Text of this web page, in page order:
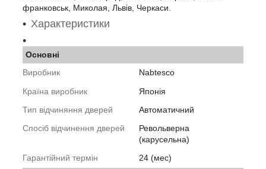
франковськ, Миколая, Львів, Черкаси.
Характеристики
Основні
Виробник
Nabtesco
Країна виробник
Японія
Тип відчиняння дверей
Автоматичний
Спосіб відчинення дверей
Револьверна
(карусельна)
Гарантійний термін
24 (мес)